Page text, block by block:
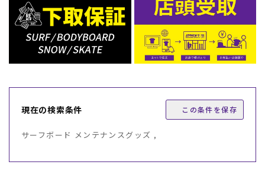
現在の検索条件 この条件を保存
サーフボード メンテナンスグッズ ,